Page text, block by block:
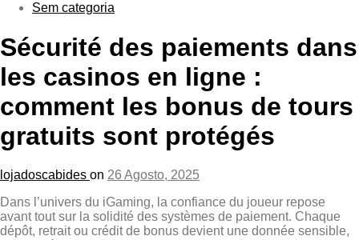
Sem categoria
Sécurité des paiements dans
les casinos en ligne :
comment les bonus de tours
gratuits sont protégés
lojadoscabides on 26 Agosto, 2025
Dans l’univers du iGaming, la confiance du joueur repose
avant tout sur la solidité des systèmes de paiement. Chaque
dépôt, retrait ou crédit de bonus devient une donnée sensible,